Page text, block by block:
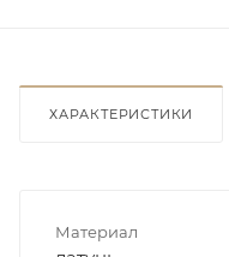
ХАРАКТЕРИСТИКИ
Материал